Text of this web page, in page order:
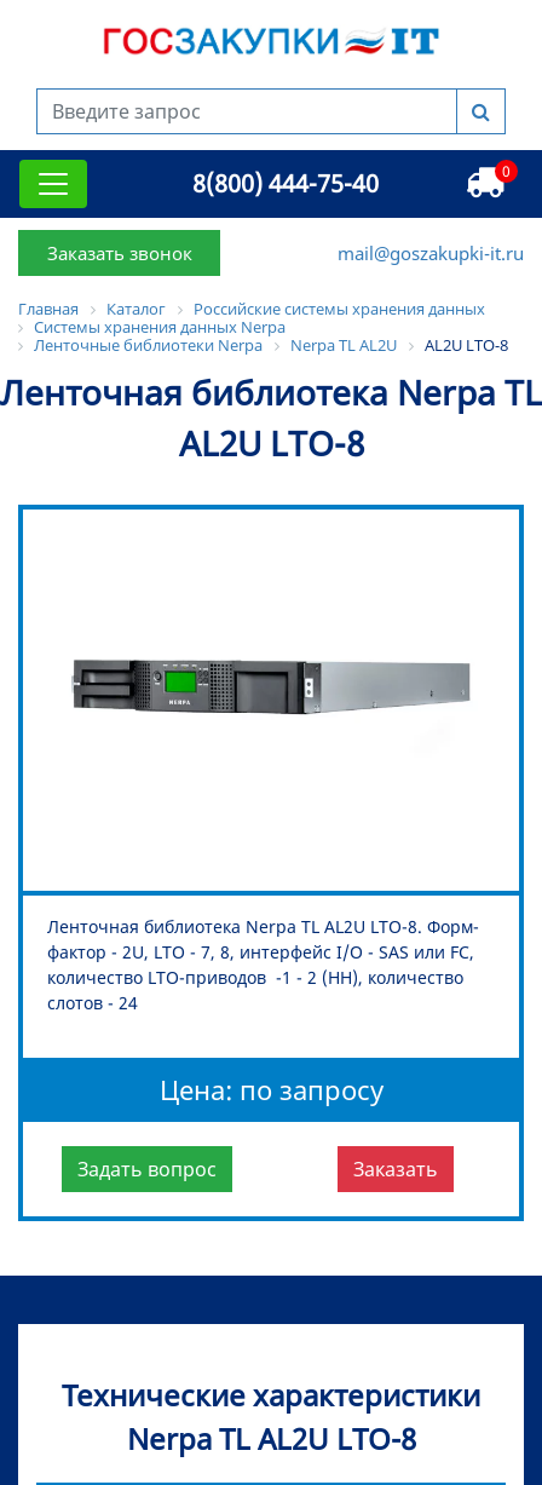
8(800) 444-75-40 0
Заказать звонок mail@goszakupki-it.ru
Главная Каталог
Российские системы хранения данных
Системы хранения данных Nerpa
Ленточные библиотеки Nerpa
Nerpa TL AL2U AL2U LTO-8
Ленточная библиотека Nerpa TL
AL2U LTO-8
Ленточная библиотека Nerpa TL AL2U LTO-8. Форм-
фактор - 2U, LTO - 7, 8, интерфейс I/O - SAS или FC,
количество LTO-приводов -1 - 2 (HH), количество
слотов - 24
Цена: по запросу
Задать вопрос Заказать
Технические характеристики
Nerpa TL AL2U LTO-8